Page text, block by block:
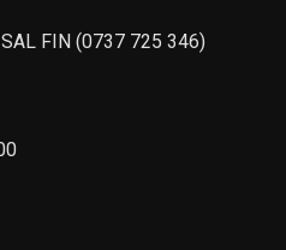
FIN (0737 725 346)